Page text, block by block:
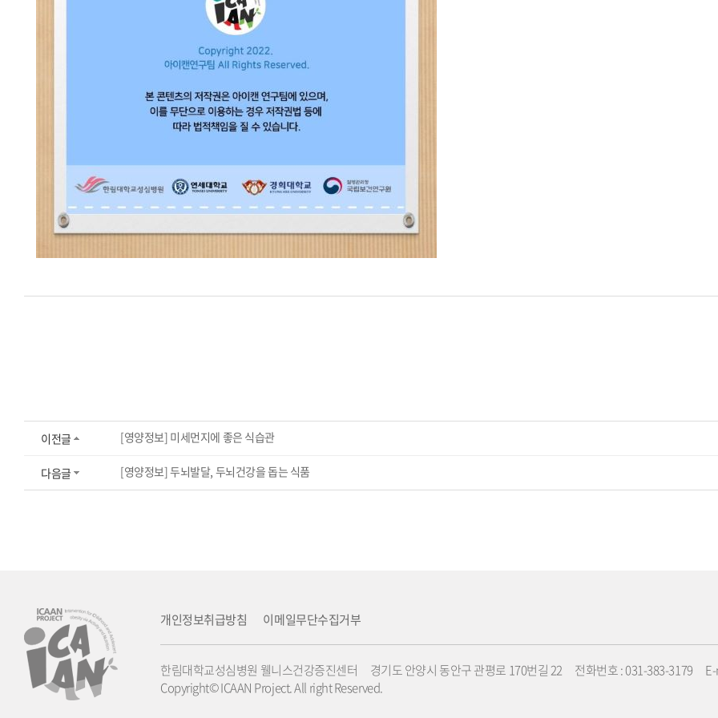
이전글 [영양정보] 미세먼지에 좋은 식습관
다음글 [영양정보] 두뇌발달, 두뇌건강을 돕는 식품
개인정보취급방침 이메일무단수집거부
한림대학교성심병원 웰니스건강증진센터 경기도 안양시 동안구 관평로 170번길 22 전화번호 : 031-383-3179
Copyright© ICAAN Project. All right Reserved.